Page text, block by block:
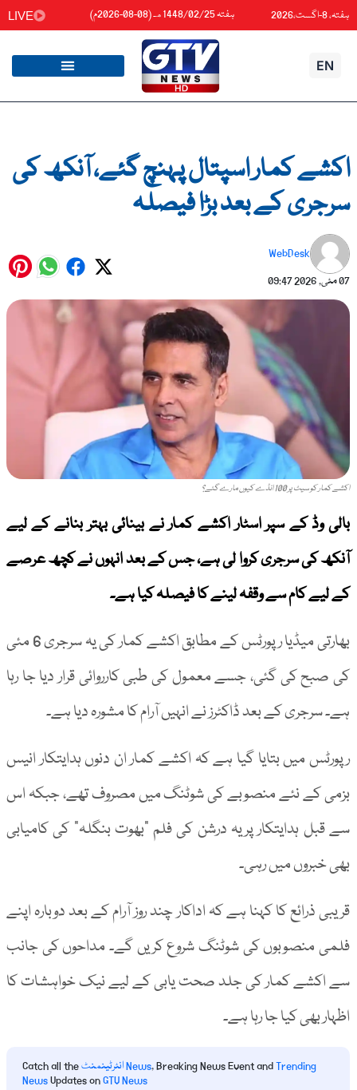
ہفتہ، 8-اگست،2026 ہفتہ 1448/02/25هـ (08-08-2026م) LIVE
EN
اکشے کمار اسپتال پہنچ گئے، آنکھ کی
سرجری کے بعد بڑا فیصلہ
WebDesk
07 مئی, 2026
09:47
اکشے کمار کو سیٹ پر 100 انڈے کیوں مارے گئے؟
بالی وڈ کے سپر اسٹار اکشے کمار نے بینائی بہتر بنانے کے لیے
آنکھ کی سرجری کروا لی ہے، جس کے بعد انہوں نے کچھ عرصے
کے لیے کام سے وقفہ لینے کا فیصلہ کیا ہے۔
بھارتی میڈیا رپورٹس کے مطابق اکشے کمار کی یہ سرجری 6 مئی
کی صبح کی گئی، جسے معمول کی طبی کارروائی قرار دیا جا رہا
ہے۔ سرجری کے بعد ڈاکٹرز نے انہیں آرام کا مشورہ دیا ہے۔
رپورٹس میں بتایا گیا ہے کہ اکشے کمار ان دنوں ہدایتکار انیس
بزمی کے نئے منصوبے کی شوٹنگ میں مصروف تھے، جبکہ اس
سے قبل ہدایتکار پریہ درشن کی فلم “بھوت بنگلہ” کی کامیابی
بھی خبروں میں رہی۔
قریبی ذرائع کا کہنا ہے کہ اداکار چند روز آرام کے بعد دوبارہ اپنے
فلمی منصوبوں کی شوٹنگ شروع کریں گے۔ مداحوں کی جانب
سے اکشے کمار کی جلد صحت یابی کے لیے نیک خواہشات کا
اظہار بھی کیا جا رہا ہے۔
Catch all the انٹرٹینمنٹ News, Breaking News Event andTrending
NewsUpdates onGTV News